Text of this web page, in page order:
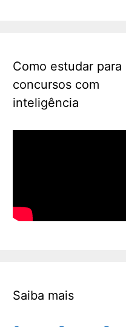
Como estudar para
concursos com
inteligência
Saiba mais